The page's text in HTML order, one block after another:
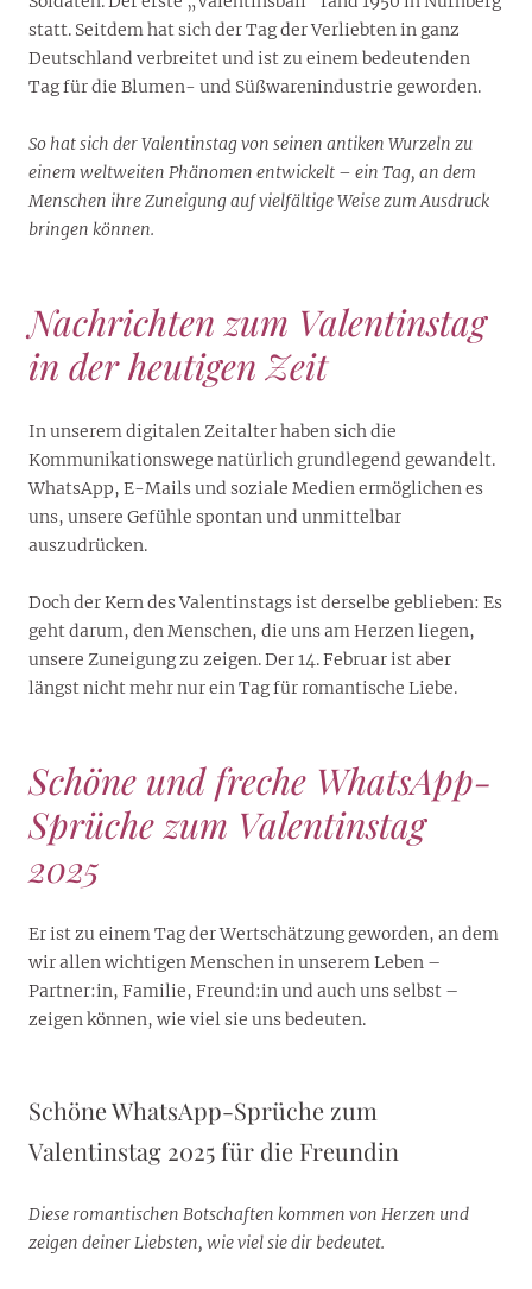
statt. Seitdem hat sich der Tag der Verliebten in ganz
Deutschland verbreitet und ist zu einem bedeutenden
Tag für die Blumen- und Süßwarenindustrie geworden.
So hat sich der Valentinstag von seinen antiken Wurzeln zu
einem weltweiten Phänomen entwickelt – ein Tag, an dem
Menschen ihre Zuneigung auf vielfältige Weise zum Ausdruck
bringen können.
Nachrichten zum Valentinstag
in der heutigen Zeit
In unserem digitalen Zeitalter haben sich die
Kommunikationswege natürlich grundlegend gewandelt.
WhatsApp, E-Mails und soziale Medien ermöglichen es
uns, unsere Gefühle spontan und unmittelbar
auszudrücken.
Doch der Kern des Valentinstags ist derselbe geblieben: Es
geht darum, den Menschen, die uns am Herzen liegen,
unsere Zuneigung zu zeigen. Der 14. Februar ist aber
längst nicht mehr nur ein Tag für romantische Liebe.
Schöne und freche WhatsApp-
Sprüche zum Valentinstag
2025
Er ist zu einem Tag der Wertschätzung geworden, an dem
wir allen wichtigen Menschen in unserem Leben –
Partner:in, Familie, Freund:in und auch uns selbst –
zeigen können, wie viel sie uns bedeuten.
Schöne WhatsApp-Sprüche zum
Valentinstag 2025 für die Freundin
Diese romantischen Botschaften kommen von Herzen und
zeigen deiner Liebsten, wie viel sie dir bedeutet.